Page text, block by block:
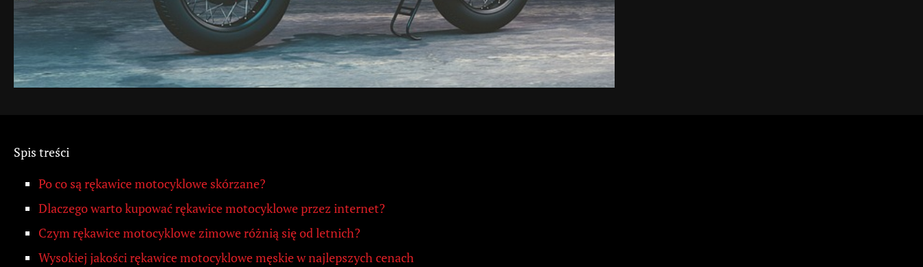
Spis treści
Po co są rękawice motocyklowe skórzane?
Dlaczego warto kupować rękawice motocyklowe przez internet?
Czym rękawice motocyklowe zimowe różnią się od letnich?
Wysokiej jakości rękawice motocyklowe męskie w najlepszych cenach